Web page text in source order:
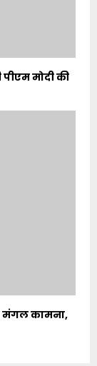
मोदी की
मंगल कामना,